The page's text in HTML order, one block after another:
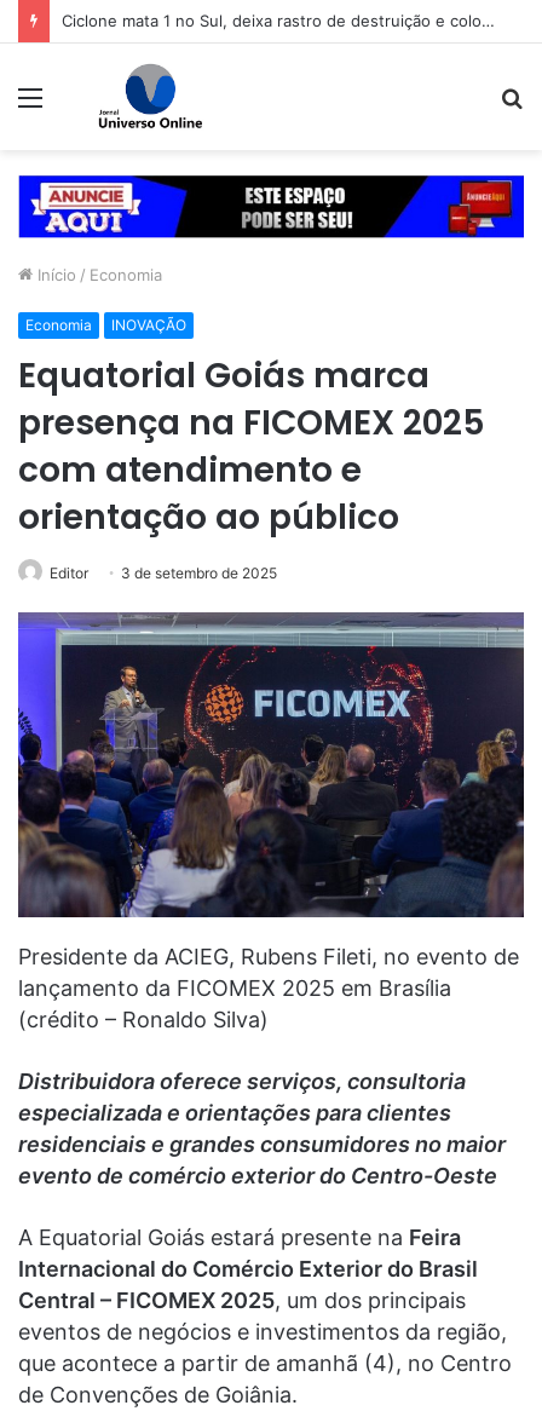
Ciclone mata 1 no Sul, deixa rastro de destruição e coloca 11 estados em alerta
Menu
Início / Economia
Economia INOVAÇÃO
Equatorial Goiás marca
presença na FICOMEX 2025
com atendimento e
orientação ao público
Editor 3 de setembro de 2025
Presidente da ACIEG, Rubens Fileti, no evento de
lançamento da FICOMEX 2025 em Brasília
(crédito – Ronaldo Silva)
Distribuidora oferece serviços, consultoria
especializada e orientações para clientes
residenciais e grandes consumidores no maior
evento de comércio exterior do Centro-Oeste
A Equatorial Goiás estará presente na Feira
Internacional do Comércio Exterior do Brasil
Central – FICOMEX 2025, um dos principais
eventos de negócios e investimentos da região,
que acontece a partir de amanhã (4), no Centro
de Convenções de Goiânia.